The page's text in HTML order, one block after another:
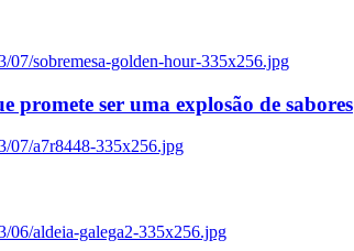
sobremesa-golden-hour-335x256.jpg
promete ser uma explosão de sabores
07/a7r8448-335x256.jpg
06/aldeia-galega2-335x256.jpg